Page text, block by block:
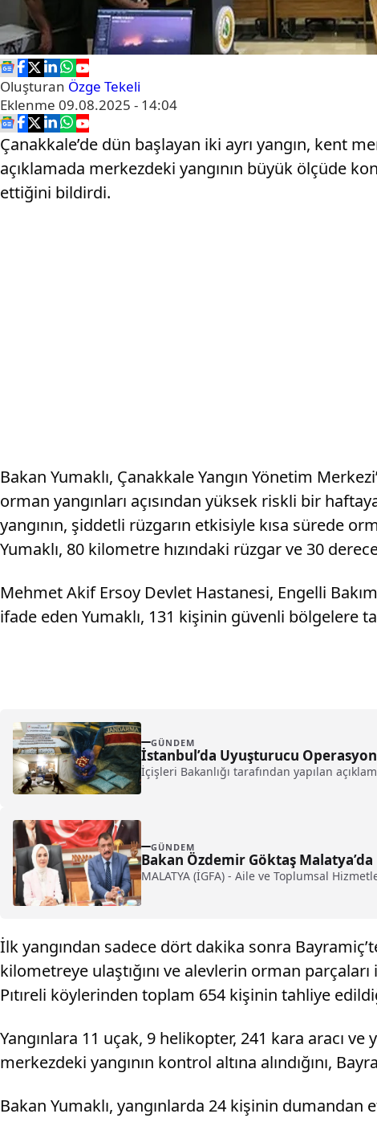
Oluşturan Özge Tekeli
Eklenme 09.08.2025 - 14:04
Çanakkale’de dün başlayan iki ayrı yangın, kent
açıklamada merkezdeki yangının büyük ölçüde
ettiğini bildirdi.
Bakan Yumaklı, Çanakkale Yangın Yönetim
orman yangınları açısından yüksek riskli bir
yangının, şiddetli rüzgarın etkisiyle kısa sürede
Yumaklı, 80 kilometre hızındaki rüzgar ve 30
Mehmet Akif Ersoy Devlet Hastanesi, Engelli
ifade eden Yumaklı, 131 kişinin güvenli bölgelere
GÜNDEM
İstanbul’da Uyuşturucu
İçişleri Bakanlığı tarafından yapılan
GÜNDEM
Bakan Özdemir Göktaş Malatya’da
MALATYA (İGFA) - Aile ve Toplumsal
İlk yangından sadece dört dakika sonra
kilometreye ulaştığını ve alevlerin orman
Pıtıreli köylerinden toplam 654 kişinin tahliye
Yangınlara 11 uçak, 9 helikopter, 241 kara aracı
merkezdeki yangının kontrol altına alındığını,
Bakan Yumaklı, yangınlarda 24 kişinin